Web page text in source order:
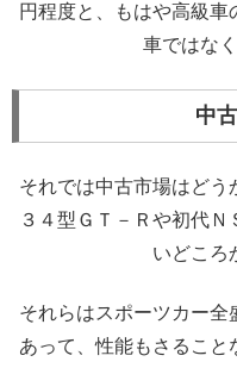
円程度と、もはや高級
車ではな
中
それでは中古市場はどう
３４型ＧＴ－Ｒや初代
いどころ
それらはスポーツカー全
あって、性能もさること